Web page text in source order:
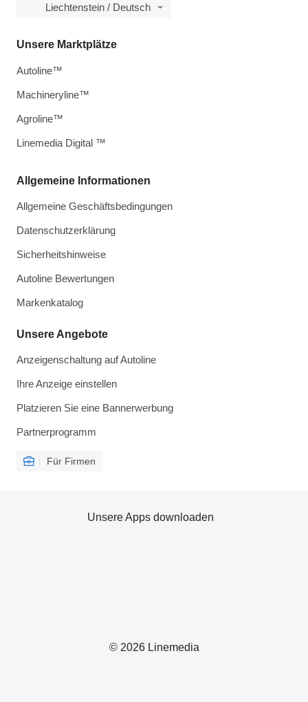
Liechtenstein / Deutsch
Allgemeine Informationen
Allgemeine Geschäftsbedingungen
Datenschutzerklärung
Sicherheitshinweise
Autoline Bewertungen
Markenkatalog
Unsere Angebote
Anzeigenschaltung auf Autoline
Ihre Anzeige einstellen
Platzieren Sie eine Bannerwerbung
Partnerprogramm
Für Firmen
Unsere Marktplätze
Autoline™
Machineryline™
Agroline™
Linemedia Digital ™
© 2026 Linemedia
Unsere Apps downloaden